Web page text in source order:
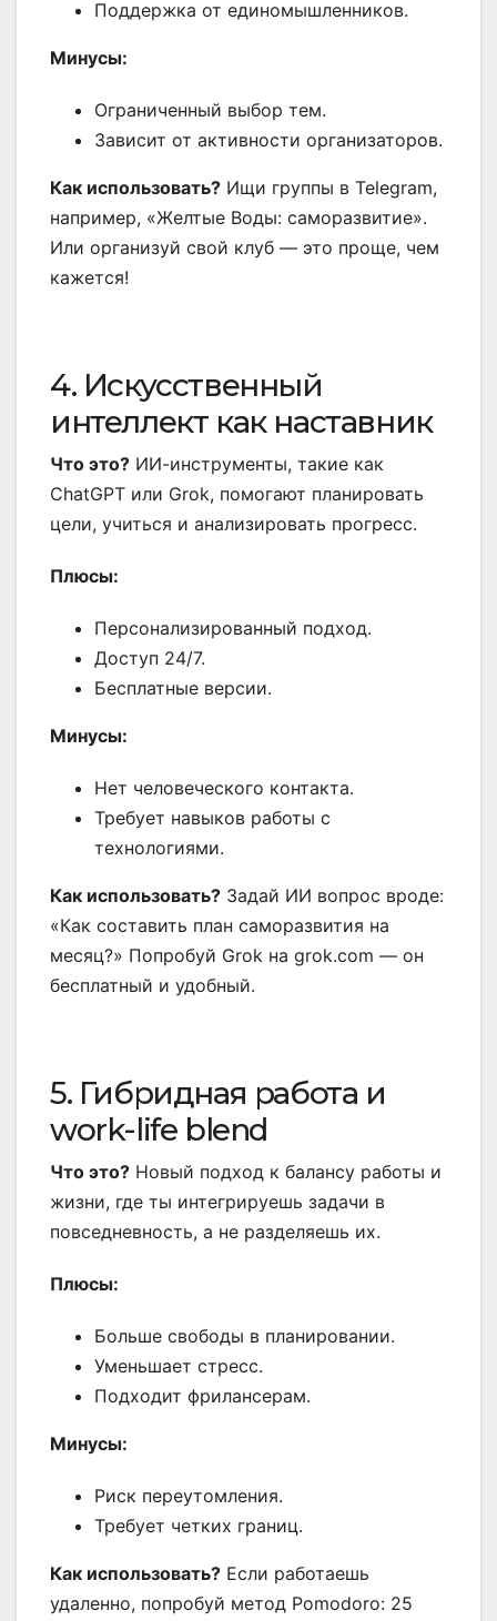
Поддержка от единомышленников.
Минусы:
Ограниченный выбор тем.
Зависит от активности организаторов.
Как использовать? Ищи группы в Telegram,
например, «Желтые Воды: саморазвитие».
Или организуй свой клуб — это проще, чем
кажется!
4. Искусственный
интеллект как наставник
Что это? ИИ-инструменты, такие как
ChatGPT или Grok, помогают планировать
цели, учиться и анализировать прогресс.
Плюсы:
Персонализированный подход.
Доступ 24/7.
Бесплатные версии.
Минусы:
Нет человеческого контакта.
Требует навыков работы с
технологиями.
Как использовать? Задай ИИ вопрос вроде:
«Как составить план саморазвития на
месяц?» Попробуй Grok на grok.com — он
бесплатный и удобный.
5. Гибридная работа и
work-life blend
Что это? Новый подход к балансу работы и
жизни, где ты интегрируешь задачи в
повседневность, а не разделяешь их.
Плюсы:
Больше свободы в планировании.
Уменьшает стресс.
Подходит фрилансерам.
Минусы:
Риск переутомления.
Требует четких границ.
Как использовать? Если работаешь
удаленно, попробуй метод Pomodoro: 25